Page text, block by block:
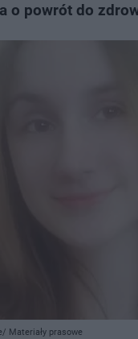
o powrót do
Materiały prasowe